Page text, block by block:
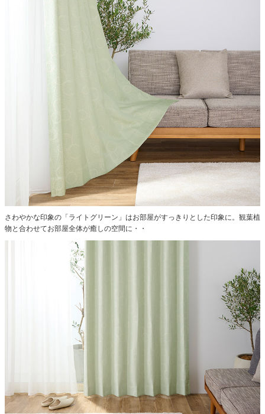
さわやかな印象の「ライトグリーン」はお部屋がすっきりとした印象に。観葉植
物と合わせてお部屋全体が癒しの空間に・・